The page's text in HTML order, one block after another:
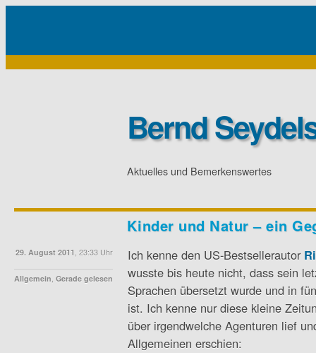
Bernd
Aktuelles und Bemerkenswertes
Kinder und Natur – ein
29. August 2011 , 23:33 Uhr
Allgemein, Gerade gelesen
Ich kenne den US-Bestsellerautor
wusste bis heute nicht, dass sein
Sprachen übersetzt wurde und in
ist. Ich kenne nur diese kleine
über irgendwelche Agenturen lief
Allgemeinen erschien: